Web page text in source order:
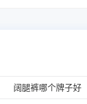
阔腿裤哪个牌子好